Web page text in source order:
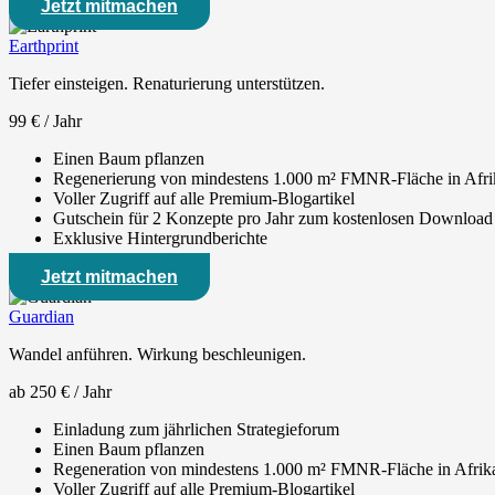
Jetzt mitmachen
Earthprint
Tiefer einsteigen. Renaturierung unterstützen.
99 € / Jahr
Einen Baum pflanzen
Regenerierung von mindestens 1.000 m² FMNR-Fläche in
Voller Zugriff auf alle Premium-Blogartikel
Gutschein für 2 Konzepte pro Jahr zum kostenlosen Download
Exklusive Hintergrundberichte
Jetzt mitmachen
Guardian
Wandel anführen. Wirkung beschleunigen.
ab 250 € / Jahr
Einladung zum jährlichen Strategieforum
Einen Baum pflanzen
Regeneration von mindestens 1.000 m² FMNR-Fläche in
Voller Zugriff auf alle Premium-Blogartikel